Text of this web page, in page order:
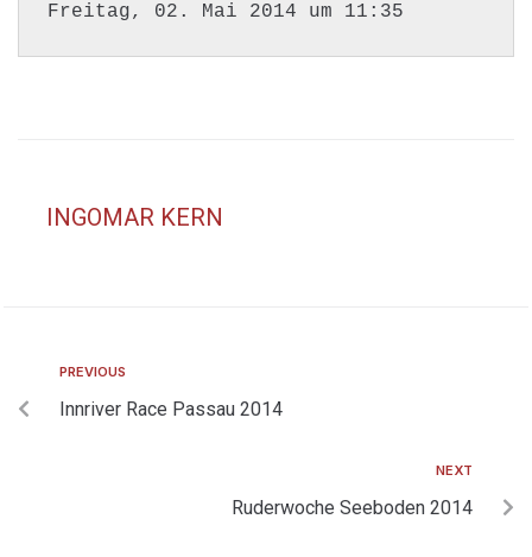
Freitag, 02. Mai 2014 um 11:35
INGOMAR KERN
PREVIOUS
Innriver Race Passau 2014
NEXT
Ruderwoche Seeboden 2014